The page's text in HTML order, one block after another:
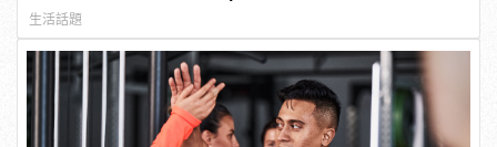
生活話題